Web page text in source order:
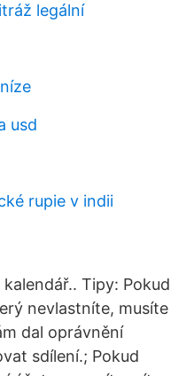
legální
usd
rupie v indii
Tipy: Pokud
nevlastníte, musíte
dal oprávnění
sdílení.; Pokud